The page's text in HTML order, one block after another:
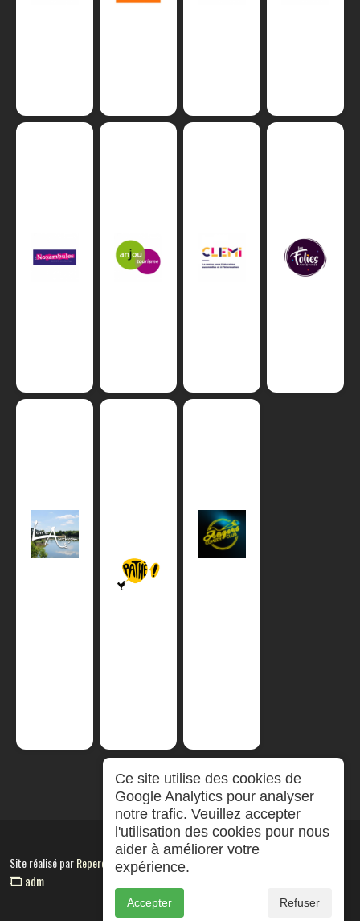
Site réalisé parRepereCom
adm
Ce site utilise des cookies de
Google Analytics pour analyser
notre trafic. Veuillez accepter
l'utilisation des cookies pour nous
aider à améliorer votre
expérience.
Accepter Refuser